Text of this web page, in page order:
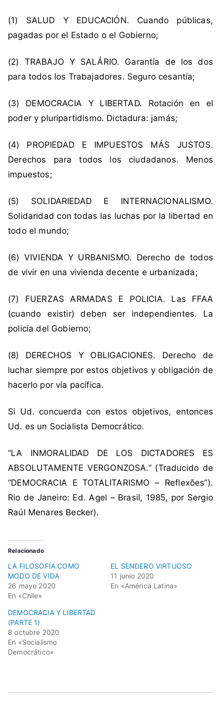
s
o
í
a
S
c
i
l
i
t
D
e
m
c
i
c
a
j
u
t
c
i
s
o
a
l
l
i
b
e
r
t
a
d
,
M
(1) SALUD Y EDUCACIÓN. Cuando públicas,
pagadas por el Estado o el Gobierno;
(2) TRABAJO Y SALÁRIO. Garantía de los dos
para todos los Trabajadores. Seguro cesantía;
(3) DEMOCRACIA Y LIBERTAD. Rotación en el
poder y pluripartidismo. Dictadura: jamás;
(4) PROPIEDAD E IMPUESTOS MÁS JUSTOS.
Derechos para todos los ciudadanos. Menos
impuestos;
(5) SOLIDARIEDAD E INTERNACIONALISMO.
Solidaridad con todas las luchas por la libertad en
todo el mundo;
(6) VIVIENDA Y URBANISMO. Derecho de todos
de vivir en una vivienda decente e urbanizada;
(7) FUERZAS ARMADAS E POLICIA. Las FFAA
(cuando existir) deben ser independientes. La
policía del Gobierno;
(8) DERECHOS Y OBLIGACIONES. Derecho de
luchar siempre por estos objetivos y obligación de
hacerlo por vía pacífica.
Si Ud. concuerda con estos objetivos, entonces
Ud. es un Socialista Democrático.
“LA INMORALIDAD DE LOS DICTADORES ES
ABSOLUTAMENTE VERGONZOSA.” (Traducido de
“DEMOCRACIA E TOTALITARISMO – Reflexões”).
Rio de Janeiro: Ed. Agel – Brasil, 1985, por Sergio
Raúl Menares Becker).
Relacionado
LA FILOSOFÍA COMO
MODO DE VIDA
26 mayo 2020
En «Chile»
EL SENDERO VIRTUOSO
11 junio 2020
En «América Latina»
DEMOCRACIA Y LIBERTAD
(PARTE 1)
8 octubre 2020
En «Socialismo
Democrático»